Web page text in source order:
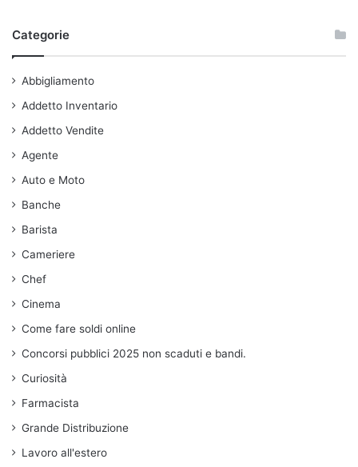
Categorie
Abbigliamento
Addetto Inventario
Addetto Vendite
Agente
Auto e Moto
Banche
Barista
Cameriere
Chef
Cinema
Come fare soldi online
Concorsi pubblici 2025 non scaduti e bandi.
Curiosità
Farmacista
Grande Distribuzione
Lavoro all'estero